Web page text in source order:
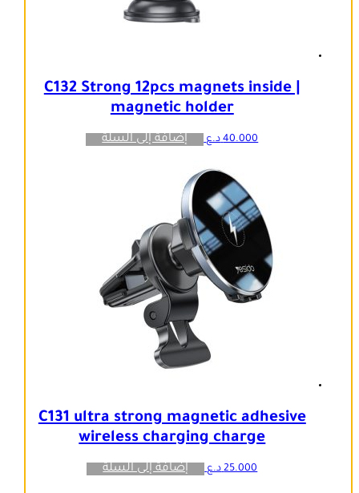
C132 Strong 12pcs magnets inside |
magnetic holder
40.000 د.ع إضافة إلى السلة
C131 ultra strong magnetic adhesive
wireless charging charge
25.000 د.ع إضافة إلى السلة